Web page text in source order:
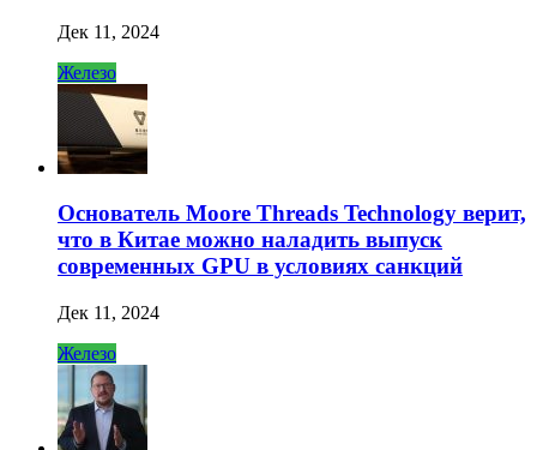
Дек 11, 2024
Железо
Основатель Moore Threads Technology верит,
что в Китае можно наладить выпуск
современных GPU в условиях санкций
Дек 11, 2024
Железо